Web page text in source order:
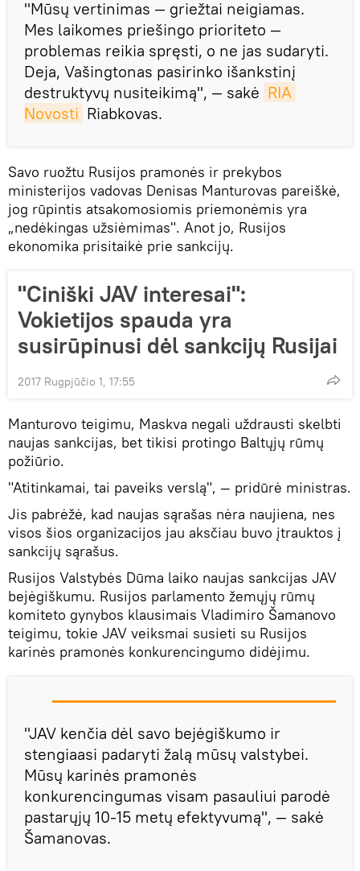
"Mūsų vertinimas — griežtai neigiamas.
Mes laikomes priešingo prioriteto —
problemas reikia spręsti, o ne jas sudaryti.
Deja, Vašingtonas pasirinko išankstinį
destruktyvų nusiteikimą", — sakė RIA
Novosti Riabkovas.
Savo ruožtu Rusijos pramonės ir prekybos
ministerijos vadovas Denisas Manturovas pareiškė,
jog rūpintis atsakomosiomis priemonėmis yra
„nedėkingas užsiėmimas". Anot jo, Rusijos
ekonomika prisitaikė prie sankcijų.
"Ciniški JAV interesai":
Vokietijos spauda yra
susirūpinusi dėl sankcijų Rusijai
2017 Rugpjūčio 1, 17:55
Manturovo teigimu, Maskva negali uždrausti skelbti
naujas sankcijas, bet tikisi protingo Baltųjų rūmų
požiūrio.
"Atitinkamai, tai paveiks verslą", — pridūrė ministras.
Jis pabrėžė, kad naujas sąrašas nėra naujiena, nes
visos šios organizacijos jau aksčiau buvo įtrauktos į
sankcijų sąrašus.
Rusijos Valstybės Dūma laiko naujas sankcijas JAV
bejėgiškumu. Rusijos parlamento žemųjų rūmų
komiteto gynybos klausimais Vladimiro Šamanovo
teigimu, tokie JAV veiksmai susieti su Rusijos
karinės pramonės konkurencingumo didėjimu.
"JAV kenčia dėl savo bejėgiškumo ir
stengiaasi padaryti žalą mūsų valstybei.
Mūsų karinės pramonės
konkurencingumas visam pasauliui parodė
pastarųjų 10-15 metų efektyvumą", — sakė
Šamanovas.